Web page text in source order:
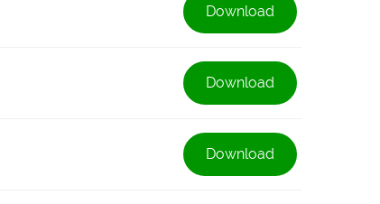
Download
Download
Download